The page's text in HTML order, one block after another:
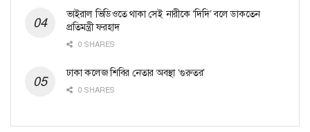
ভাইরাল ভিডিওতে থাকা সেই নারীকে ‘দিদি’ বলে ডাকতেন
প্রতিমন্ত্রী ফরহাদ
0 SHARES
ঢাকা কলেজ শিবির নেতার অবস্থা ‘গুরুতর’
0 SHARES